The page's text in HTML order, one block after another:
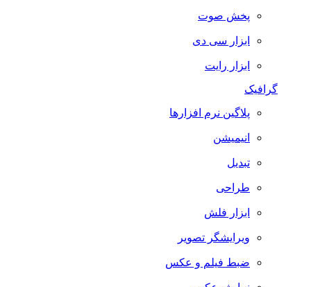
پخش صوت
ابزار سی دی
ابزار رایت
گرافیک
پلاگین نرم افزارها
انیمیشن
تبدیل
طراحی
ابزار فلش
ویرایشگر تصویر
ضبط فيلم و عكس